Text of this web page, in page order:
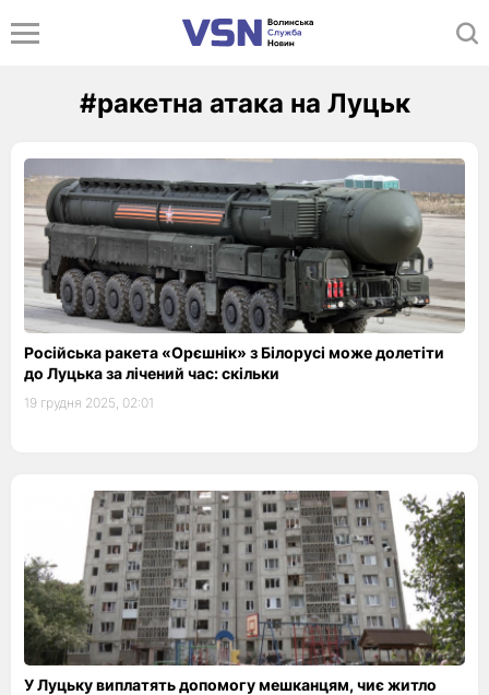
#ракетна атака на Луцьк
Російська ракета «Орєшнік» з Білорусі може долетіти
до Луцька за лічений час: скільки
19 грудня 2025, 02:01
У Луцьку виплатять допомогу мешканцям, чиє житло